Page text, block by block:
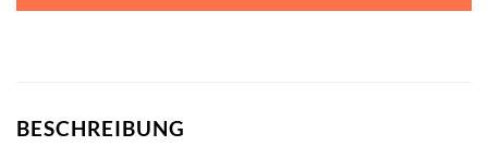
BESCHREIBUNG